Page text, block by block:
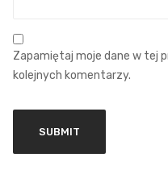
Zapamiętaj moje dane w tej
kolejnych komentarzy.